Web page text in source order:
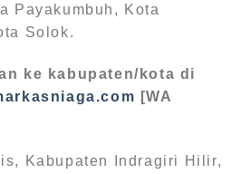
Payakumbuh, Kota
Solok.
ke kabupaten/kota di
[WA
Kabupaten Indragiri Hilir,